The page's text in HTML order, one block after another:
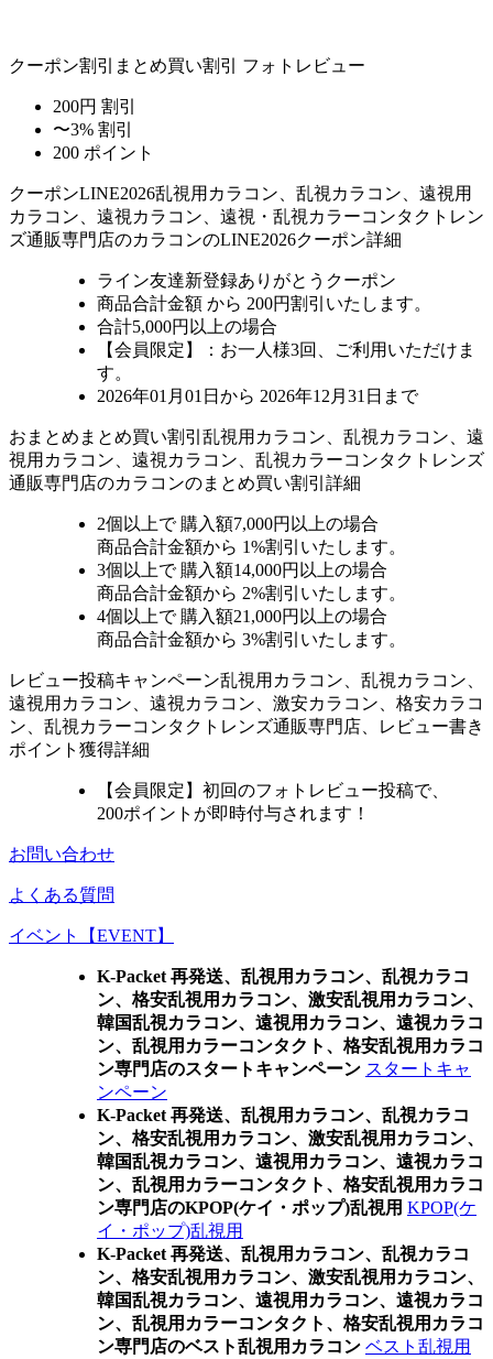
クーポン割引 まとめ買い割引 フォトレビュー
200円 割引
〜3% 割引
200 ポイント
クーポンLINE2026乱視用カラコン、乱視カラコン、遠視用
カラコン、遠視カラコン、遠視・乱視カラーコンタクトレン
ズ通販専門店のカラコンのLINE2026クーポン詳細
ライン友達新登録ありがとうクーポン
商品合計金額 から 200円割引 いたします。
合計5,000円以上の場合
【会員限定】：お一人様3回
、ご利用いただけま
す。
2026年01月01日から 2026年12月31日まで
おまとめ まとめ買い割引 乱視用カラコン、乱視カラコン、遠
視用カラコン、遠視カラコン、乱視カラーコンタクトレンズ
通販専門店のカラコンのまとめ買い割引詳細
2個 以上で 購入額7,000円以上の場合
商品合計金額から 1%割引いたします。
3個 以上で 購入額14,000円以上の場合
商品合計金額から 2%割引いたします。
4個 以上で 購入額21,000円以上の場合
商品合計金額から 3%割引いたします。
レビュー投稿キャンペーン乱視用カラコン、乱視カラコン、
遠視用カラコン、遠視カラコン、激安カラコン、格安カラコ
ン、乱視カラーコンタクトレンズ通販専門店、レビュー書き
ポイント獲得詳細
【会員限定】初回のフォトレビュー投稿で、
200ポイント が即時付与されます！
お問い合わせ
よくある質問
イベント【EVENT】
K-Packet 再発送、乱視用カラコン、乱視カラコ
ン、格安乱視用カラコン、激安乱視用カラコン、
韓国乱視カラコン、遠視用カラコン、遠視カラコ
ン、乱視用カラーコンタクト、格安乱視用カラコ
ン専門店のスタートキャンペーン スタートキャ
ンペーン
K-Packet 再発送、乱視用カラコン、乱視カラコ
ン、格安乱視用カラコン、激安乱視用カラコン、
韓国乱視カラコン、遠視用カラコン、遠視カラコ
ン、乱視用カラーコンタクト、格安乱視用カラコ
ン専門店のKPOP(ケイ・ポップ)乱視用 KPOP(ケ
イ・ポップ)乱視用
K-Packet 再発送、乱視用カラコン、乱視カラコ
ン、格安乱視用カラコン、激安乱視用カラコン、
韓国乱視カラコン、遠視用カラコン、遠視カラコ
ン、乱視用カラーコンタクト、格安乱視用カラコ
ン専門店のベスト乱視用カラコン ベスト乱視用